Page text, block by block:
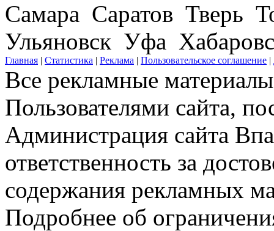
Самара Саратов Тверь
Ульяновск Уфа
Главная | Статистика | Реклама | Пользовательское соглашение |
Все рекламные
Пользователями сайта,
Администрация сайта
ответственность за
содержания рекламных
Подробнее об